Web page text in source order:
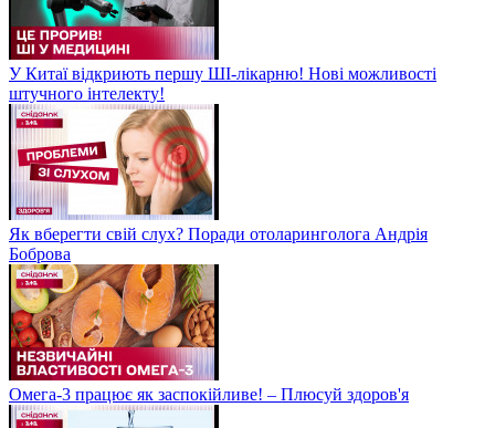
У Китаї відкриють першу ШІ-лікарню! Нові можливості
штучного інтелекту!
Як вберегти свій слух? Поради отоларинголога Андрія
Боброва
Омега-3 працює як заспокійливе! – Плюсуй здоров'я